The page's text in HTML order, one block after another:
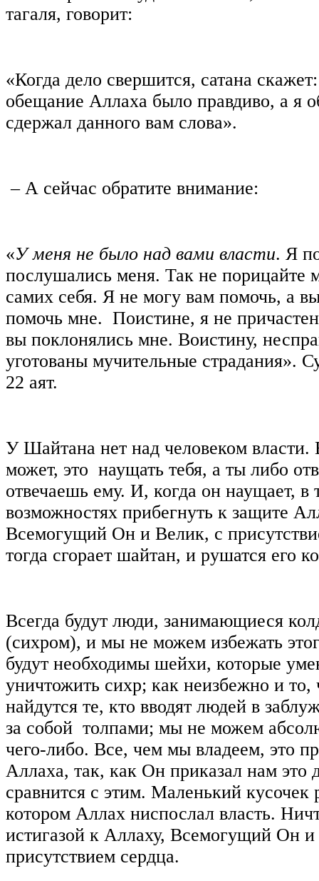
тагаля, говорит:
«Когда дело свершится, сатана
обещание Аллаха было правдиво, а я
сдержал данного вам слова».
– А сейчас обратите внимание:
«У меня не было над вами власти. Я
послушались меня. Так не порицайте
самих себя. Я не могу вам помочь, а
помочь мне. Поистине, я не
вы поклонялись мне. Воистину,
уготованы мучительные страдания».
22 аят.
У Шайтана нет над человеком власти.
может, это наущать тебя, а ты либо
отвечаешь ему. И, когда он наущает, в
возможностях прибегнуть к защите
Всемогущий Он и Велик, с
тогда сгорает шайтан, и рушатся его
Всегда будут люди, занимающиеся
(сихром), и мы не можем избежать
будут необходимы шейхи, которые
уничтожить сихр; как неизбежно и то,
найдутся те, кто вводят людей в
за собой толпами; мы не можем
чего-либо. Все, чем мы владеем, это
Аллаха, так, как Он приказал нам это
сравнится с этим. Маленький кусочек
котором Аллах ниспослал власть.
истигазой к Аллаху, Всемогущий Он
присутствием сердца.